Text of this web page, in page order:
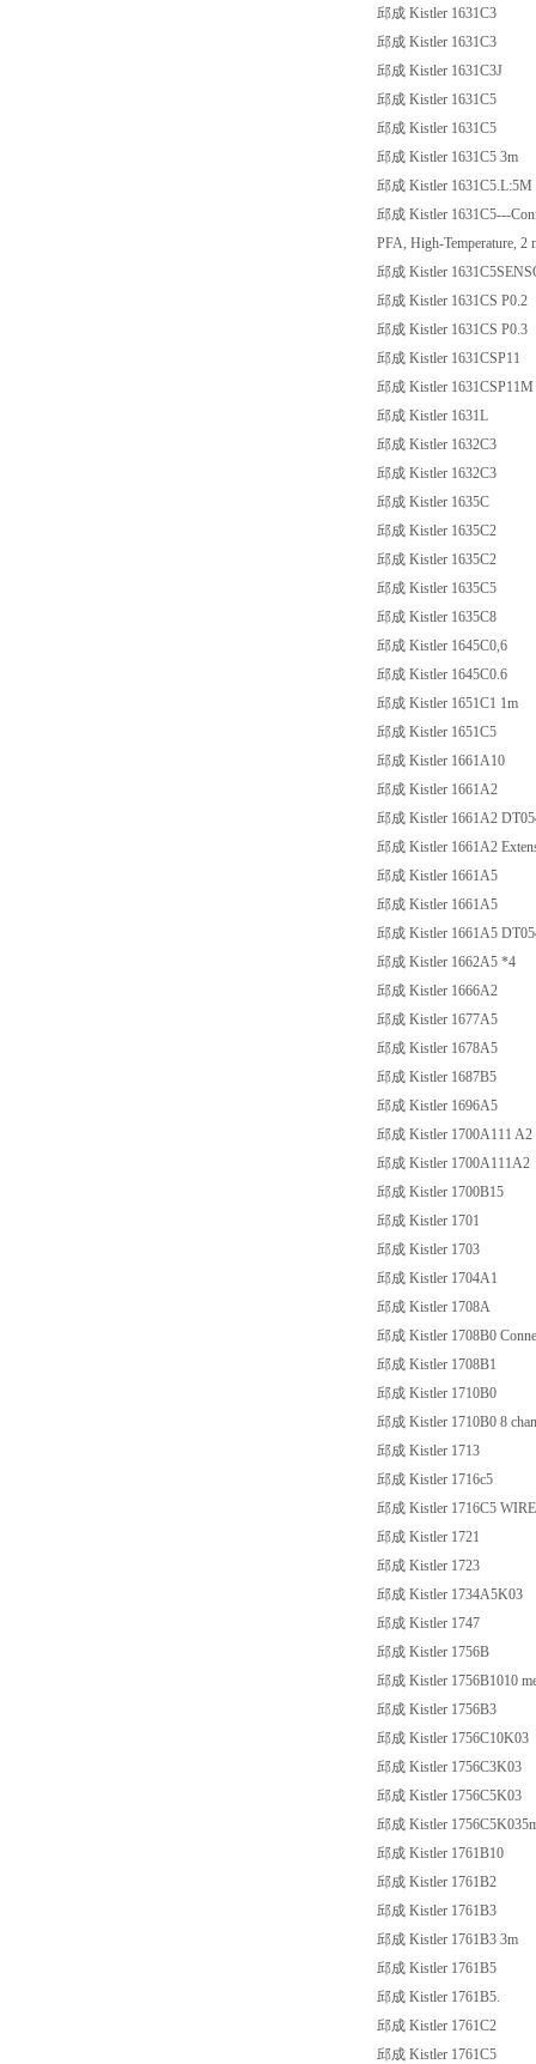
邱成 Kistler 1631C3
邱成 Kistler 1631C3
邱成 Kistler 1631C3J
邱成 Kistler 1631C5
邱成 Kistler 1631C5
邱成 Kistler 1631C5 3m
邱成 Kistler 1631C5.L:5M
邱成 Kistler 1631C5---
PFA, High-Temperature, 2
邱成 Kistler
邱成 Kistler 1631CS P0.2
邱成 Kistler 1631CS P0.3
邱成 Kistler 1631CSP11
邱成 Kistler 1631CSP11M
邱成 Kistler 1631L
邱成 Kistler 1632C3
邱成 Kistler 1632C3
邱成 Kistler 1635C
邱成 Kistler 1635C2
邱成 Kistler 1635C2
邱成 Kistler 1635C5
邱成 Kistler 1635C8
邱成 Kistler 1645C0,6
邱成 Kistler 1645C0.6
邱成 Kistler 1651C1 1m
邱成 Kistler 1651C5
邱成 Kistler 1661A10
邱成 Kistler 1661A2
邱成 Kistler 1661A2
邱成 Kistler 1661A2
邱成 Kistler 1661A5
邱成 Kistler 1661A5
邱成 Kistler 1661A5
邱成 Kistler 1662A5 *4
邱成 Kistler 1666A2
邱成 Kistler 1677A5
邱成 Kistler 1678A5
邱成 Kistler 1687B5
邱成 Kistler 1696A5
邱成 Kistler 1700A111 A2
邱成 Kistler 1700A111A2
邱成 Kistler 1700B15
邱成 Kistler 1701
邱成 Kistler 1703
邱成 Kistler 1704A1
邱成 Kistler 1708A
邱成 Kistler 1708B0
邱成 Kistler 1708B1
邱成 Kistler 1710B0
邱成 Kistler 1710B0 8
邱成 Kistler 1713
邱成 Kistler 1716c5
邱成 Kistler 1716C5
邱成 Kistler 1721
邱成 Kistler 1723
邱成 Kistler 1734A5K03
邱成 Kistler 1747
邱成 Kistler 1756B
邱成 Kistler 1756B1010
邱成 Kistler 1756B3
邱成 Kistler 1756C10K03
邱成 Kistler 1756C3K03
邱成 Kistler 1756C5K03
邱成 Kistler
邱成 Kistler 1761B10
邱成 Kistler 1761B2
邱成 Kistler 1761B3
邱成 Kistler 1761B3 3m
邱成 Kistler 1761B5
邱成 Kistler 1761B5.
邱成 Kistler 1761C2
邱成 Kistler 1761C5